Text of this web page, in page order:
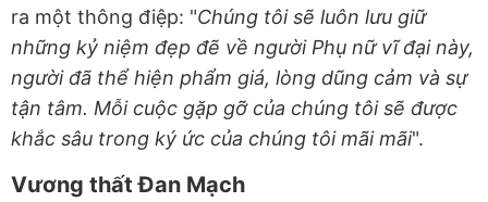
ra một thông điệp: "Chúng tôi sẽ luôn lưu giữ
những kỷ niệm đẹp đẽ về người Phụ nữ vĩ đại này,
người đã thể hiện phẩm giá, lòng dũng cảm và sự
tận tâm. Mỗi cuộc gặp gỡ của chúng tôi sẽ được
khắc sâu trong ký ức của chúng tôi mãi mãi".
Vương thất Đan Mạch